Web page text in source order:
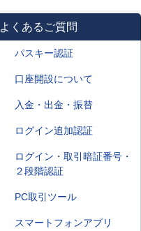
よくあるご質問
パスキー認証
口座開設について
入金・出金・振替
ログイン追加認証
ログイン・取引暗証番号・
２段階認証
PC取引ツール
スマートフォンアプリ